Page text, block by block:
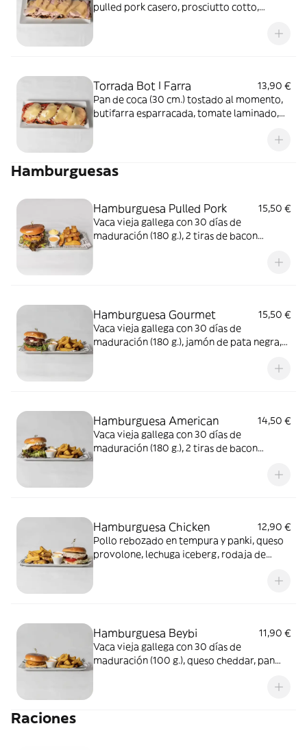
pulled pork casero, prosciutto cotto,
Torrada Bot I Farra
13,90 €
Pan de coca (30 cm.) tostado al momento,
butifarra esparracada, tomate laminado,
Hamburguesas
Hamburguesa Pulled Pork
15,50 €
Vaca vieja gallega con 30 días de
maduración (180 g.), 2 tiras de bacon
Hamburguesa Gourmet
15,50 €
Vaca vieja gallega con 30 días de
maduración (180 g.), jamón de pata negra,
Hamburguesa American
14,50 €
Vaca vieja gallega con 30 días de
maduración (180 g.), 2 tiras de bacon
hoja de roble, rodaja de tomate, kétchup,
Hamburguesa Chicken
12,90 €
Pollo rebozado en tempura y panki, queso
provolone, lechuga iceberg, rodaja de
Hamburguesa Beybi
11,90 €
Vaca vieja gallega con 30 días de
maduración (100 g.), queso cheddar, pan
Raciones